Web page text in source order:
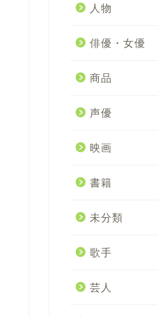
人物
俳優・女優
商品
声優
映画
書籍
未分類
歌手
芸人